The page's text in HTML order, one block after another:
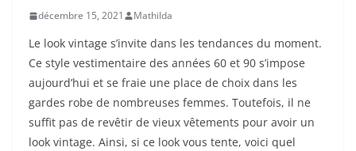
décembre 15, 2021 Mathilda
Le look vintage s’invite dans les tendances du moment.
Ce style vestimentaire des années 60 et 90 s’impose
aujourd’hui et se fraie une place de choix dans les
gardes robe de nombreuses femmes. Toutefois, il ne
suffit pas de revêtir de vieux vêtements pour avoir un
look vintage. Ainsi, si ce look vous tente, voici quel